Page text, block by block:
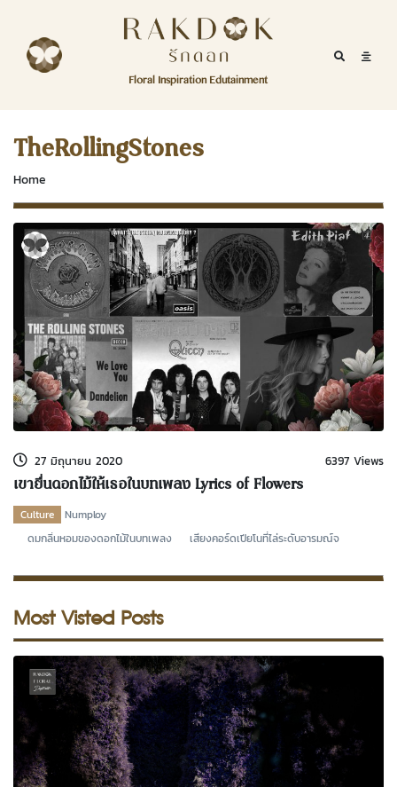
RakDok (รักดอก)
Floral Inspiration Edutainment
Mobile
RakDok
Menu
MAGAZINE
EDUTAINMENT
RAKDOK
MARKET
ABOUT
CONTACT
Channel Facebook
Twitter
Channel Youtube
TheRollingStones
Home
27 มิถุนายน 2020 6397 Views
เขายื่นดอกไม้ให้เธอในบทเพลง Lyrics of Flowers
Culture
Numploy
ดมกลิ่นหอมของดอกไม้ในบทเพลง เสียงคอร์ดเปียโนที่ไล่ระดับอารมณ์จ
Most Visted Posts